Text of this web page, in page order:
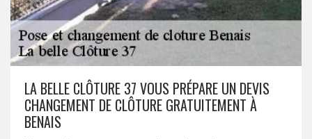
LA BELLE CLÔTURE 37 VOUS PRÉPARE UN DEVIS
CHANGEMENT DE CLÔTURE GRATUITEMENT À
BENAIS